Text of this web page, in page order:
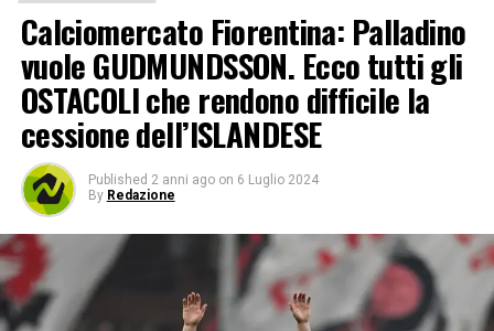
Calciomercato Fiorentina: Palladino
vuole GUDMUNDSSON. Ecco tutti gli
OSTACOLI che rendono difficile la
cessione dell’ISLANDESE
Published 2 anni ago on 6 Luglio 2024
By Redazione